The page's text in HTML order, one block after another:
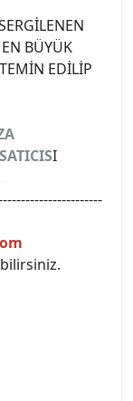
BÜYÜK
EDİLİP
I